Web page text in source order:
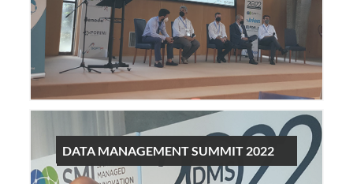
DATA MANAGEMENT SUMMIT 2022